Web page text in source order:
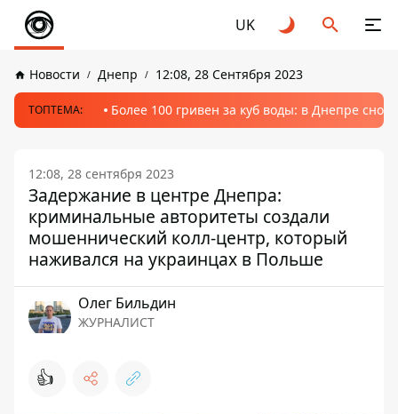
UK
Новости Днепр 12:08, 28 Сентября 2023
ТОПТЕМА: Более 100 гривен за куб воды: в Днепре
12:08, 28 сентября 2023
Задержание в центре Днепра:
криминальные авторитеты создали
мошеннический колл-центр, который
наживался на украинцах в Польше
Олег Бильдин
ЖУРНАЛИСТ
👍